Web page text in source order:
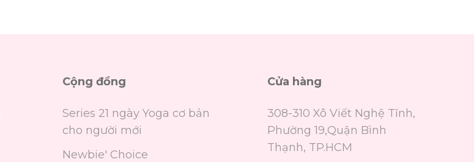
Cộng đồng
Series 21 ngày Yoga cơ bản
cho người mới
Newbie' Choice
Cửa hàng
308-310 Xô Viết Nghệ Tĩnh,
Phường 19,Quận Bình
Thạnh, TP.HCM